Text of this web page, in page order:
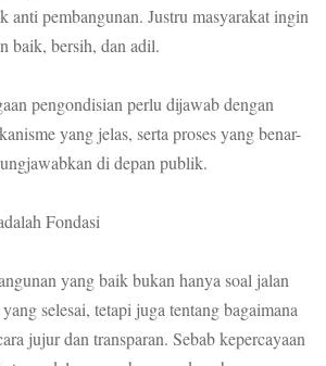
anti pembangunan. Justru masyarakat ingin
baik, bersih, dan adil.
pengondisian perlu dijawab dengan
yang jelas, serta proses yang benar-
di depan publik.
Fondasi
yang baik bukan hanya soal jalan
selesai, tetapi juga tentang bagaimana
jujur dan transparan. Sebab kepercayaan